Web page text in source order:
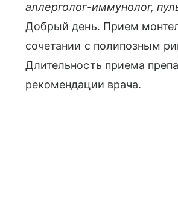
аллерголог-иммунолог,
Добрый день. Прием
сочетании с полипозным
Длительность приема
рекомендации врача.